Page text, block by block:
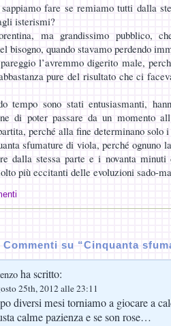
fare se remiamo tutti dalla
isterismi?
ma grandissimo pubblico,
bisogno, quando stavamo perdendo
l’avremmo digerito male,
pure del risultato che ci
tempo sono stati entusiasmanti,
di poter passare da un momento
perché alla fine determinano solo
sfumature di viola, perché ognuno
dalla stessa parte e i novanta
più eccitanti delle evoluzioni sado-
Commenti su “Cinquanta
ha scritto:
25th, 2012 alle 23:11
diversi mesi torniamo a giocare a
calme pazienza e se son rose…